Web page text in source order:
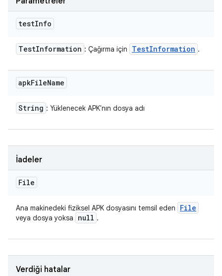
testInfo
TestInformation : Çağırma için TestInformation .
apkFileName
String : Yüklenecek APK'nın dosya adı
İadeler
File
Ana makinedeki fiziksel APK dosyasını temsil eden File
veya dosya yoksa null .
Verdiği hatalar